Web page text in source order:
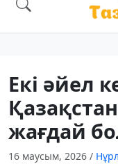
Екі әйел
жағдай
16 маусым, 2026 /